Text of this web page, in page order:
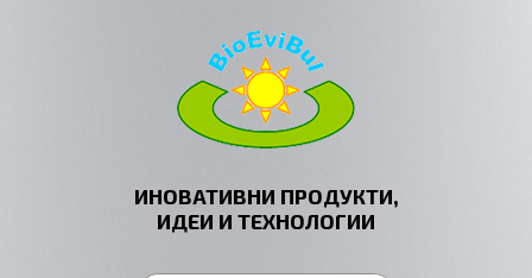
ИНОВАТИВНИ ПРОДУКТИ,
ИДЕИ И ТЕХНОЛОГИИ